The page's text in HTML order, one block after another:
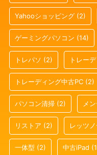
Yahooショッピング (2)
ゲーミングパソコン (14)
トレパソ (2) トレー
トレーディング中古PC (2)
パソコン清掃 (2) メ
リストア (2) レッツノ
一体型 (2) 中古iPad